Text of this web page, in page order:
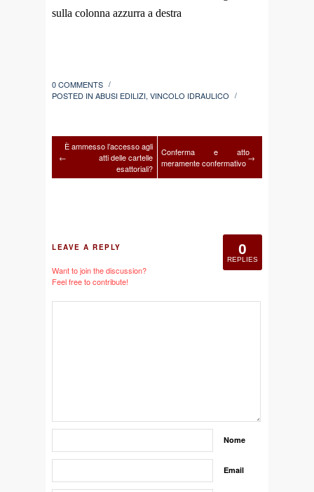
sulla colonna azzurra a destra
0 COMMENTS /
POSTED IN ABUSI EDILIZI,VINCOLO IDRAULICO /
←
È ammesso l’accesso agli
atti delle cartelle
esattoriali?
Conferma e atto
meramente confermativo→
0
REPLIES
LEAVE A REPLY
Want to join the discussion?
Feel free to contribute!
Nome
Email